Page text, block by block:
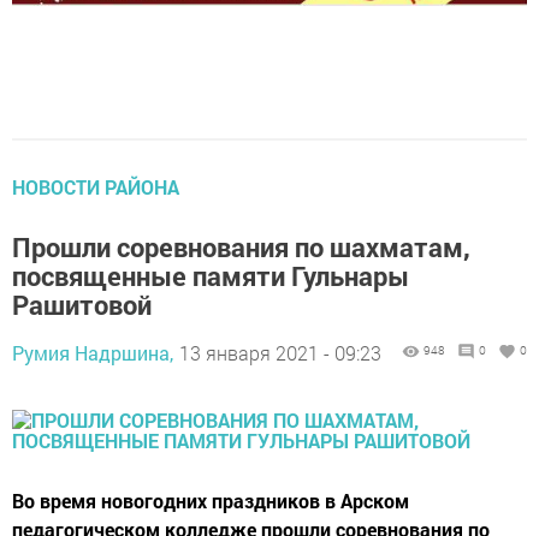
НОВОСТИ РАЙОНА
Прошли соревнования по шахматам,
посвященные памяти Гульнары
Рашитовой
Румия Надршина, 13 января 2021 - 09:23
Во время новогодних праздников в Арском
педагогическом колледже прошли соревнования по